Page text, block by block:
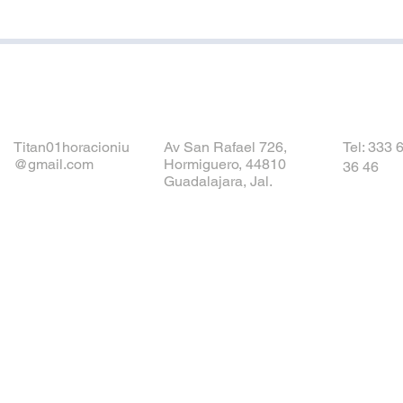
Titan01horacioniu
@gmail.com
Av San Rafael 726,
Hormiguero, 44810
Guadalajara, Jal.
Tel: 333
36 46